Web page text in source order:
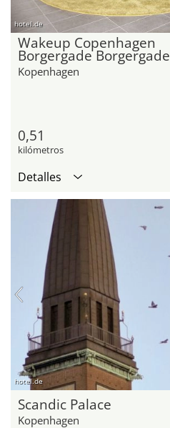
hotel.de
Wakeup Copenhagen
Borgergade Borgergade
Kopenhagen
0,51
kilómetros
Detalles
hotel.de
Scandic Palace
Kopenhagen